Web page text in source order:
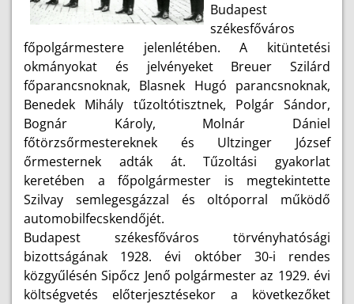
Budapest
székesfőváros
főpolgármestere jelenlétében. A kitüntetési
okmányokat és jelvényeket Breuer Szilárd
főparancsnoknak, Blasnek Hugó parancsnoknak,
Benedek Mihály tűzoltótisztnek, Polgár Sándor,
Bognár Károly, Molnár Dániel
főtörzsőrmestereknek és Ultzinger József
őrmesternek adták át. Tűzoltási gyakorlat
keretében a főpolgármester is megtekintette
Szilvay semlegesgázzal és oltóporral működő
automobilfecskendőjét.
Budapest székesfőváros törvényhatósági
bizottságának 1928. évi október 30-i rendes
közgyűlésén Sipőcz Jenő polgármester az 1929. évi
költségvetés előterjesztésekor a következőket